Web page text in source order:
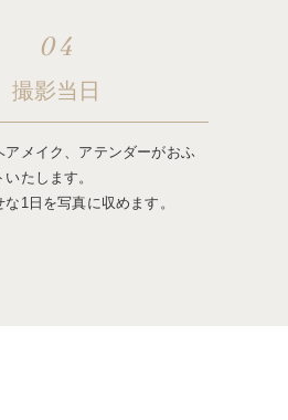
04
撮影当日
アメイク、アテンダーがおふ
たします。
1日を写真に収めます。